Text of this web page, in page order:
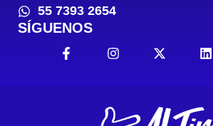
55 7393 2654
SÍGUENOS